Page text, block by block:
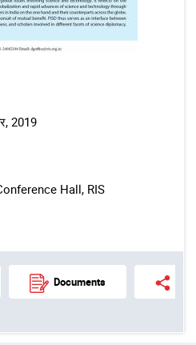
2019
Hall, RIS
Documents